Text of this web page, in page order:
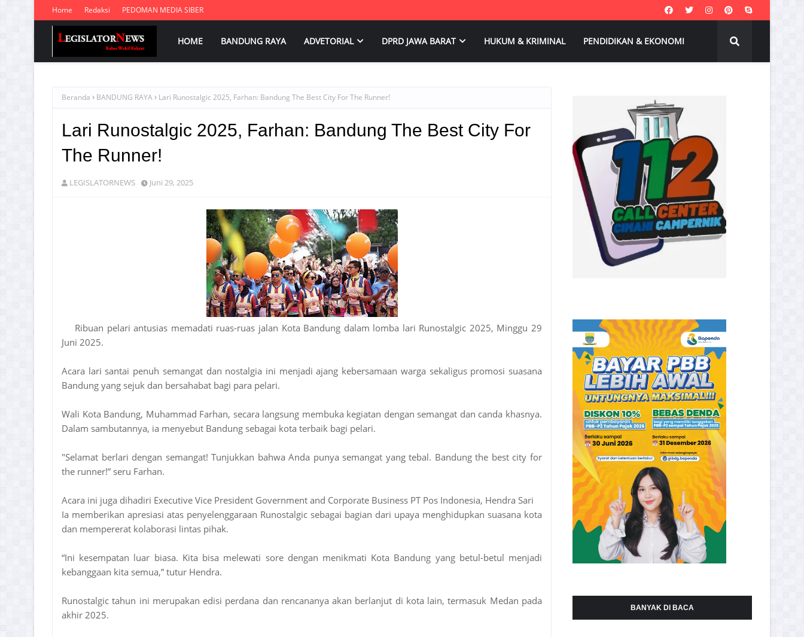
Home Redaksi PEDOMAN MEDIA SIBER
HOME BANDUNG RAYA ADVETORIAL DPRD JAWA BARAT HUKUM & KRIMINAL PENDIDIKAN & EKONOMI
Beranda BANDUNG RAYA Lari Runostalgic 2025, Farhan: Bandung The Best City For The Runner!
Lari Runostalgic 2025, Farhan: Bandung The Best City For
The Runner!
LEGISLATORNEWS Juni 29, 2025
Ribuan pelari antusias memadati ruas-ruas jalan Kota Bandung dalam lomba lari Runostalgic 2025, Minggu 29
Juni 2025.
Acara lari santai penuh semangat dan nostalgia ini menjadi ajang kebersamaan warga sekaligus promosi suasana
Bandung yang sejuk dan bersahabat bagi para pelari.
Wali Kota Bandung, Muhammad Farhan, secara langsung membuka kegiatan dengan semangat dan canda khasnya.
Dalam sambutannya, ia menyebut Bandung sebagai kota terbaik bagi pelari.
"Selamat berlari dengan semangat! Tunjukkan bahwa Anda punya semangat yang tebal. Bandung the best city for
the runner!” seru Farhan.
Acara ini juga dihadiri Executive Vice President Government and Corporate Business PT Pos Indonesia, Hendra Sari
Ia memberikan apresiasi atas penyelenggaraan Runostalgic sebagai bagian dari upaya menghidupkan suasana kota
dan mempererat kolaborasi lintas pihak.
“Ini kesempatan luar biasa. Kita bisa melewati sore dengan menikmati Kota Bandung yang betul-betul menjadi
kebanggaan kita semua,” tutur Hendra.
Runostalgic tahun ini merupakan edisi perdana dan rencananya akan berlanjut di kota lain, termasuk Medan pada
akhir 2025.
BANYAK DI BACA